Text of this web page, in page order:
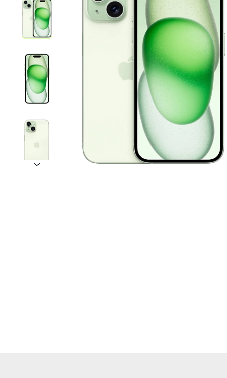
iPhone 13
iPhone 12
iPhone 11
iPhone SE
Poco
F Series
M Series
X Series